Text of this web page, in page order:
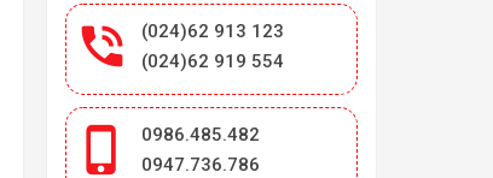

(024)62 913 123
(024)62 919 554

0986.485.482
0947.736.786